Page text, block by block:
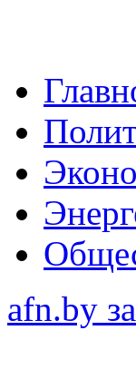
afn.by